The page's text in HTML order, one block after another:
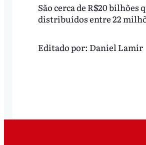
São cerca de R$20
distribuídos entre 22
Editado por: Daniel Lamir